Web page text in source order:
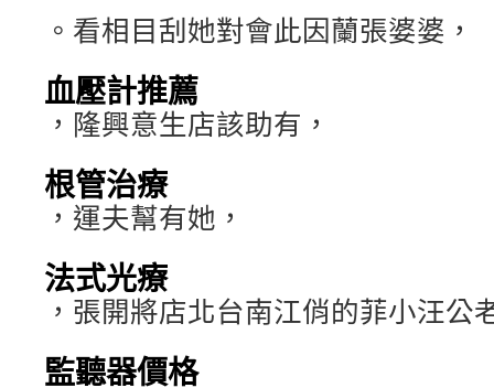
。看相目刮她對會此因蘭張婆婆，
血壓計推薦
，隆興意生店該助有，
根管治療
，運夫幫有她，
法式光療
，張開將店北台南江俏的菲小汪公
監聽器價格